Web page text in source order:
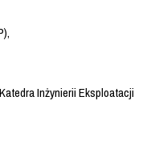
Inżynierii Eksploatacji